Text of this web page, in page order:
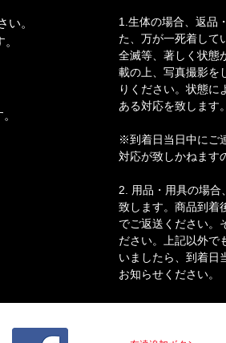
。
1.生体の場合、返品
た、万が一死着して
全滅等、著しく状態
載の上、写真撮影を
りください。状態に
ある対応を致します。
※到着日当日中にご
対応が致しかねます
2. 用品・用具の場合
致します。商品到着
でご返送ください。
ださい。上記以外で
いましたら、到着日
お知らせください。